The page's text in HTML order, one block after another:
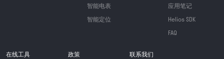
智能电表
智能定位
应用笔记
Helios SDK
FAQ
在线工具 政策 联系我们